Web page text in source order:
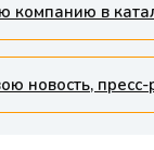
компанию в
новость,